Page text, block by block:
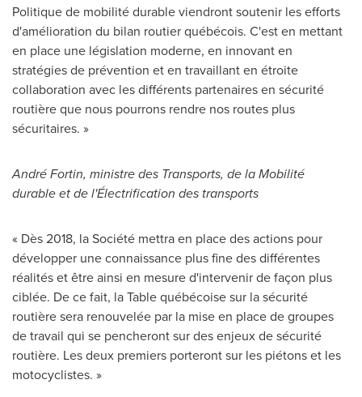
Politique de mobilité durable viendront soutenir les efforts
d'amélioration du bilan routier québécois. C'est en mettant
en place une législation moderne, en innovant en
stratégies de prévention et en travaillant en étroite
collaboration avec les différents partenaires en sécurité
routière que nous pourrons rendre nos routes plus
sécuritaires. »
André Fortin, ministre des Transports, de la Mobilité
durable et de l'Électrification des transports
« Dès 2018, la Société mettra en place des actions pour
développer une connaissance plus fine des différentes
réalités et être ainsi en mesure d'intervenir de façon plus
ciblée. De ce fait, la Table québécoise sur la sécurité
routière sera renouvelée par la mise en place de groupes
de travail qui se pencheront sur des enjeux de sécurité
routière. Les deux premiers porteront sur les piétons et les
motocyclistes. »